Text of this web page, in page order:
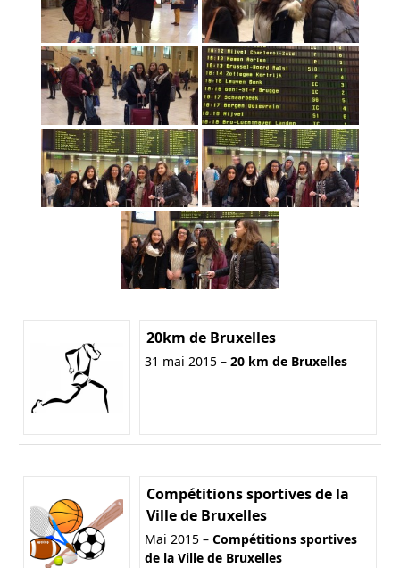
20km de Bruxelles
31 mai 2015 – 20 km de Bruxelles
Compétitions sportives de la
Ville de Bruxelles
Mai 2015 – Compétitions sportives
de la Ville de Bruxelles